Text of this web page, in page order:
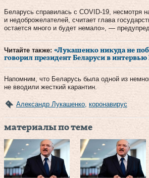
Беларусь справилась с COVID-19, несмотря
и недоброжелателей, считает глава
остается много и будет немало», —
Читайте также: «Лукашенко никуда не
говорил президент Беларуси в интервью
Напомним, что Беларусь была одной из
не вводили жесткий карантин.
Александр Лукашенко коронавирус
материалы по теме